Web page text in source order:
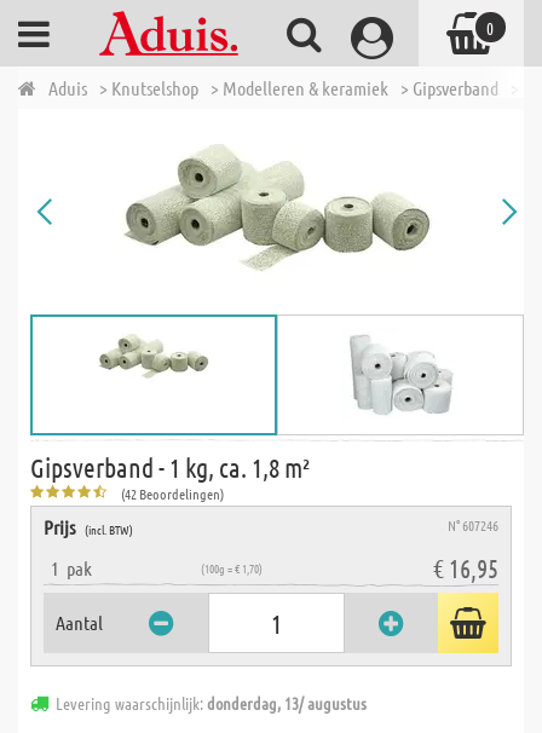
Aduis > Knutselshop > Modelleren & keramiek > Gipsverband
Gipsverband - 1 kg, ca. 1,8 m²
(42 Beoordelingen)
Prijs (incl. BTW) N° 607246
1 pak (100g = € 1,70) € 16,95
Aantal
Levering waarschijnlijk:donderdag, 13/ augustus
0